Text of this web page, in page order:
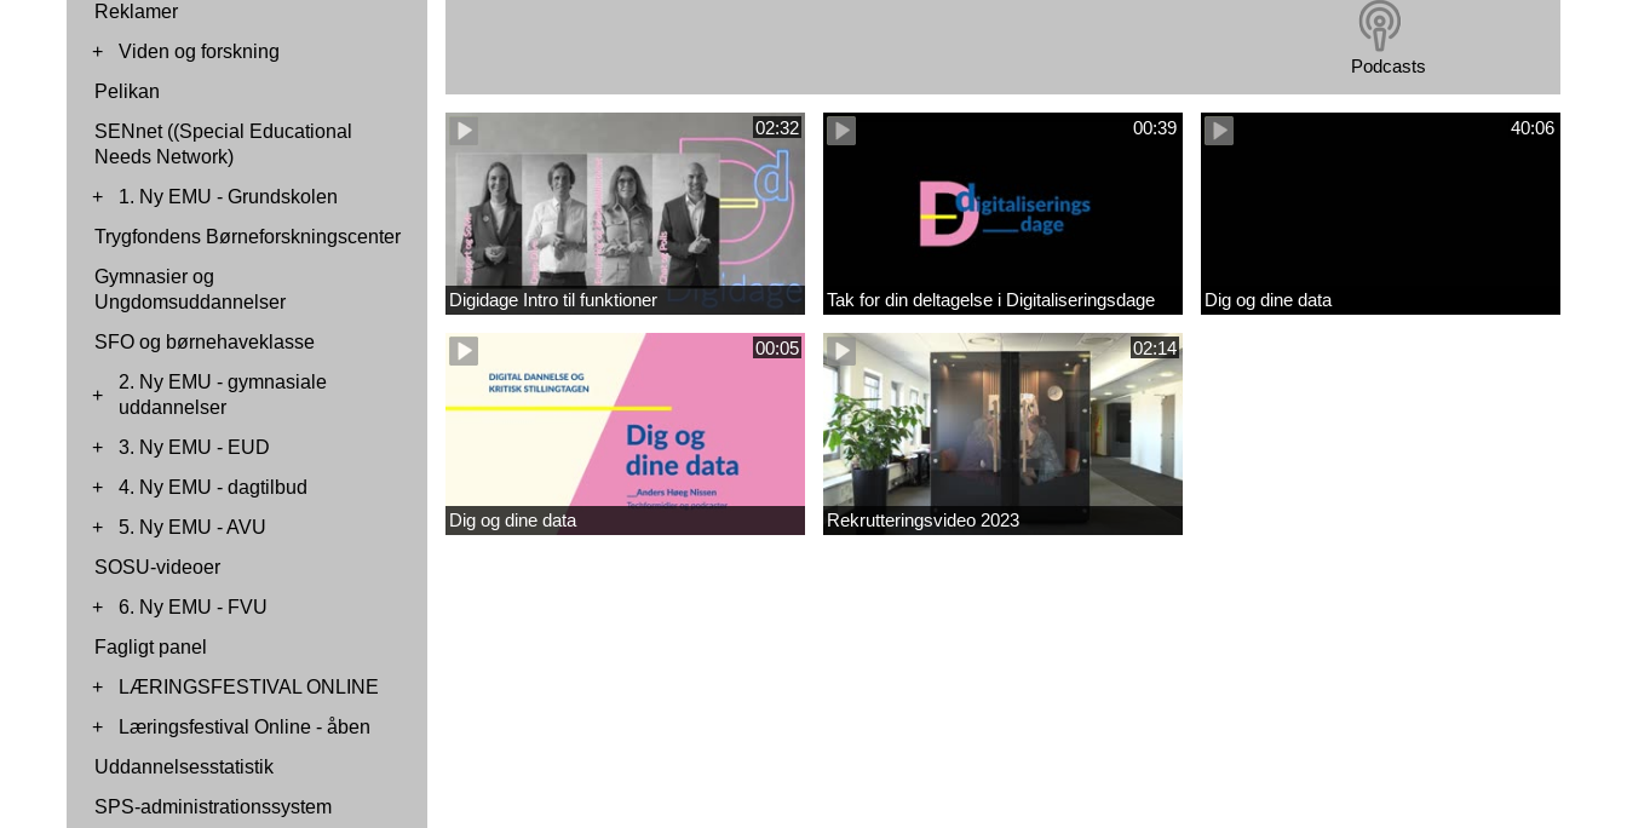
Reklamer
+
Viden og forskning
Pelikan
SENnet ((Special Educational
Needs Network)
+
1. Ny EMU - Grundskolen
Trygfondens Børneforskningscenter
Gymnasier og
Ungdomsuddannelser
SFO og børnehaveklasse
+
2. Ny EMU - gymnasiale
uddannelser
+
3. Ny EMU - EUD
+
4. Ny EMU - dagtilbud
+
5. Ny EMU - AVU
SOSU-videoer
+
6. Ny EMU - FVU
Fagligt panel
+
LÆRINGSFESTIVAL ONLINE
+
Læringsfestival Online - åben
Uddannelsesstatistik
SPS-administrationssystem
Podcasts
02:32
Digidage Intro til funktioner
00:39
Tak for din deltagelse i Digitaliseringsdage
40:06
Dig og dine data
00:05
Dig og dine data
02:14
Rekrutteringsvideo 2023